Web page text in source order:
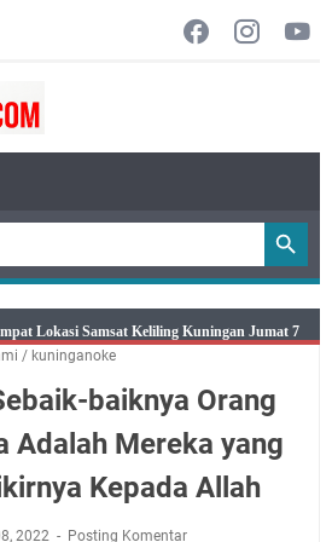
7 Agustus 2026 Mobil SIM Keliling Ada di
Sindangagung
Pagi Jumat 8 Agustus 2026: Jika Keberkahan
Meskipun Memiliki Sekarung Penuh Uang
Lima Waktu itu Bukan Cuma Kewajiban, Tapi
/ kuninganoke
baiknya Orang
Adalah Mereka yang
Kepada Allah
2022 Posting Komentar